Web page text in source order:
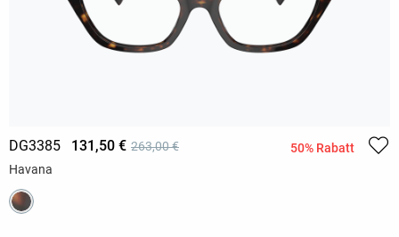
DG3385 131,50 € 263,00 €
50% Rabatt
Havana